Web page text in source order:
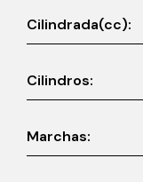
Cilindrada(cc):
Cilindros:
Marchas: